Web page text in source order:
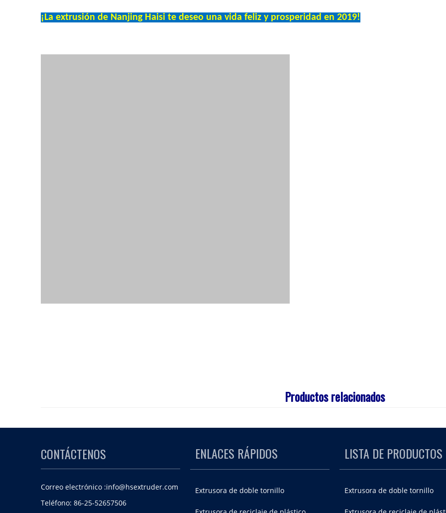
¡La extrusión de Nanjing Haisi te deseo una vida feliz y prosperidad en 2019!
Productos relacionados
CONTÁCTENOS
Correo electrónico :info@hsextruder.com
Teléfono: 86-25-52657506
ENLACES RÁPIDOS
Extrusora de doble tornillo
LISTA DE PRODUCTOS
Extrusora de doble tornillo